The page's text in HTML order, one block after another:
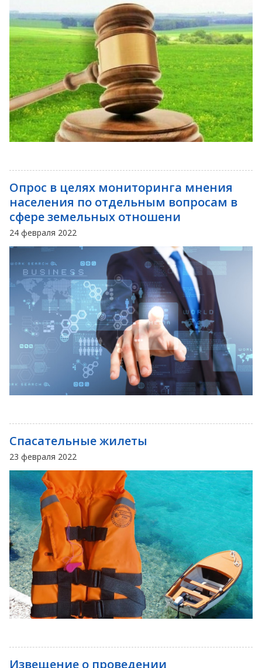
Опрос в целях мониторинга мнения
населения по отдельным вопросам в
сфере земельных отношени
24 февраля 2022
Спасательные жилеты
23 февраля 2022
Извещение о проведении